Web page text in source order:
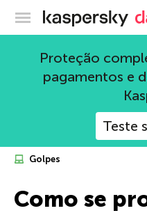
Proteção
pagamentos e
Teste
Golpes
Como se